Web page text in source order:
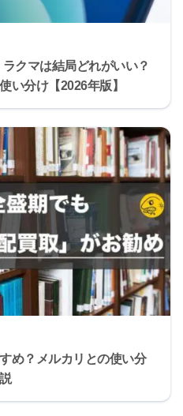
クマは結局どれがいい？
い分け【2026年版】
め？メルカリとの使い分